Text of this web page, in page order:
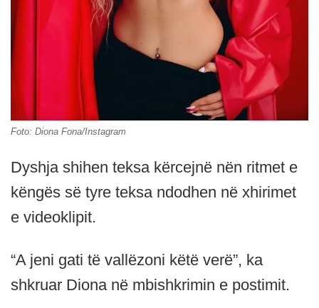
Foto: Diona Fona/Instagram
Dyshja shihen teksa kërcejnë nën ritmet e
këngës së tyre teksa ndodhen në xhirimet
e videoklipit.
“A jeni gati të vallëzoni këtë verë”, ka
shkruar Diona në mbishkrimin e postimit.